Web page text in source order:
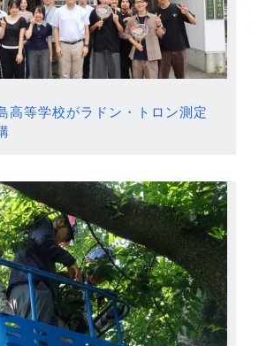
高等学校がラドン・トロン測定